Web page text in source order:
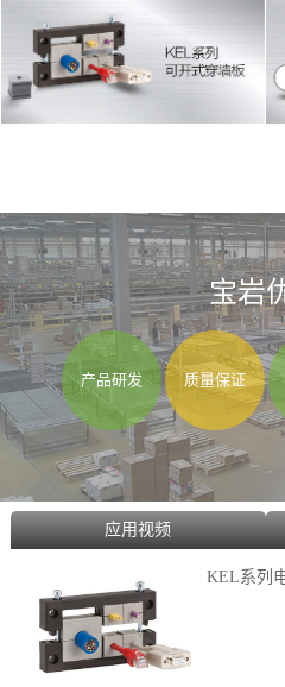
宝岩
产品研发 质量保证
应用视频
KEL系列